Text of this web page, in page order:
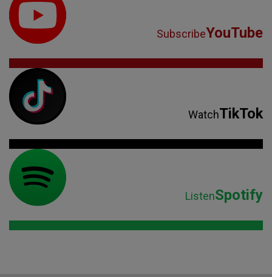
SubscribeYouTube
WatchTikTok
ListenSpotify